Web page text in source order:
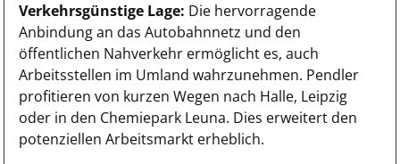
Verkehrsgünstige Lage: Die hervorragende
Anbindung an das Autobahnnetz und den
öffentlichen Nahverkehr ermöglicht es, auch
Arbeitsstellen im Umland wahrzunehmen. Pendler
profitieren von kurzen Wegen nach Halle, Leipzig
oder in den Chemiepark Leuna. Dies erweitert den
potenziellen Arbeitsmarkt erheblich.